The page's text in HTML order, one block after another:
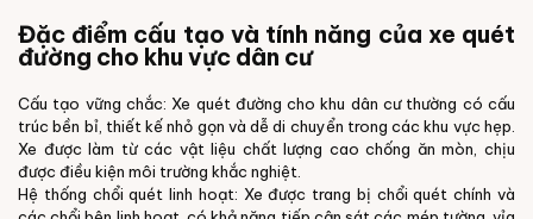
Đặc điểm cấu tạo và tính năng của xe quét
đường cho khu vực dân cư
Cấu tạo vững chắc: Xe quét đường cho khu dân cư thường có cấu
trúc bền bỉ, thiết kế nhỏ gọn và dễ di chuyển trong các khu vực hẹp.
Xe được làm từ các vật liệu chất lượng cao chống ăn mòn, chịu
được điều kiện môi trường khắc nghiệt.
Hệ thống chổi quét linh hoạt: Xe được trang bị chổi quét chính và